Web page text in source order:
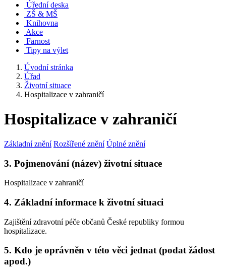
Úřední deska
ZŠ & MŠ
Knihovna
Akce
Farnost
Tipy na výlet
Úvodní stránka
Úřad
Životní situace
Hospitalizace v zahraničí
Hospitalizace v zahraničí
Základní znění Rozšířené znění Úplné znění
3. Pojmenování (název) životní situace
Hospitalizace v zahraničí
4. Základní informace k životní situaci
Zajištění zdravotní péče občanů České republiky formou
hospitalizace.
5. Kdo je oprávněn v této věci jednat (podat žádost
apod.)